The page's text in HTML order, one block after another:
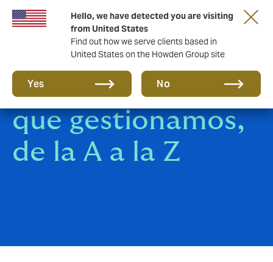
Hello, we have detected you are visiting
from United States
Find out how we serve clients based in
United States on the Howden Group site
Yes No
Todos los seguros
que gestionamos,
de la A a la Z